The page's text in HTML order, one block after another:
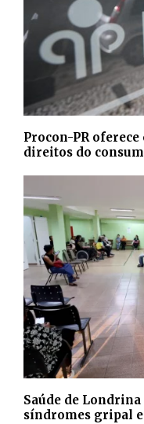
Procon-PR
direitos do
Saúde de
síndromes gripal